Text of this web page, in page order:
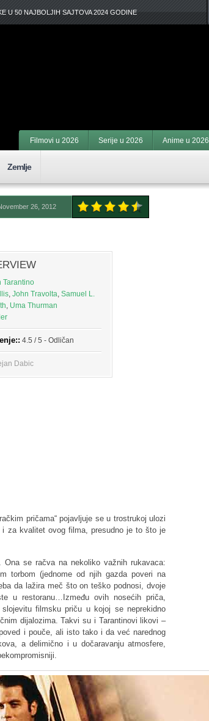
U 50 NAJBOLJIH SAJTOVA 2024 GODINE
Filmovi u 2026 Serije u 2026 Anime u 2026
Zemlje
26, 2012
Tarantino
John Travolta Samuel L.
Uma Thurman
4.5 / 5 - Odličan
Dabic
pričama“ pojavljuje se u trostrukoj ulozi
za kvalitet ovog filma, presudno je to što je
Ona se račva na nekoliko važnih rukavaca:
torbom (jednome od njih gazda poveri na
da lažira meč što on teško podnosi, dvoje
u restoranu…Između ovih nosećih priča,
filmsku priču u kojoj se neprekidno
dijalozima. Takvi su i Tarantinovi likovi –
i pouče, ali isto tako i da već narednog
a delimično i u dočaravanju atmosfere,